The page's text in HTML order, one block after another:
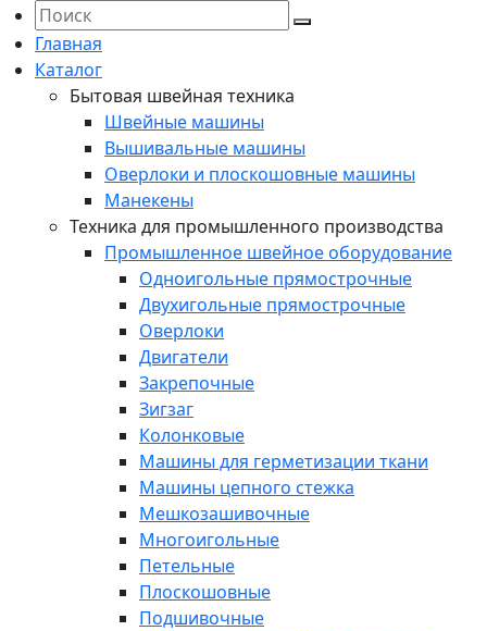
Главная
Каталог
Бытовая швейная техника
Швейные машины
Вышивальные машины
Оверлоки и плоскошовные машины
Манекены
Техника для промышленного производства
Промышленное швейное оборудование
Одноигольные прямострочные
Двухигольные прямострочные
Оверлоки
Двигатели
Закрепочные
Зигзаг
Колонковые
Машины для герметизации ткани
Машины цепного стежка
Мешкозашивочные
Многоигольные
Петельные
Плоскошовные
Подшивочные